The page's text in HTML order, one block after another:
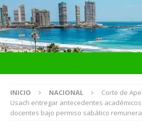
INICIO NACIONAL
Corte de
Usach entregar antecedentes
docentes bajo permiso sabático